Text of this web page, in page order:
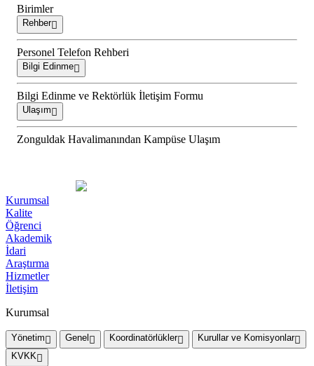
Birimler
Rehber
Personel Telefon Rehberi
Bilgi Edinme
Bilgi Edinme ve Rektörlük İletişim Formu
Ulaşım
Zonguldak Havalimanından Kampüse Ulaşım
Kurumsal
Kalite
Öğrenci
Akademik
İdari
Araştırma
Hizmetler
İletişim
Kurumsal
Yönetim Genel Koordinatörlükler
Kurullar ve Komisyonlar
KVKK